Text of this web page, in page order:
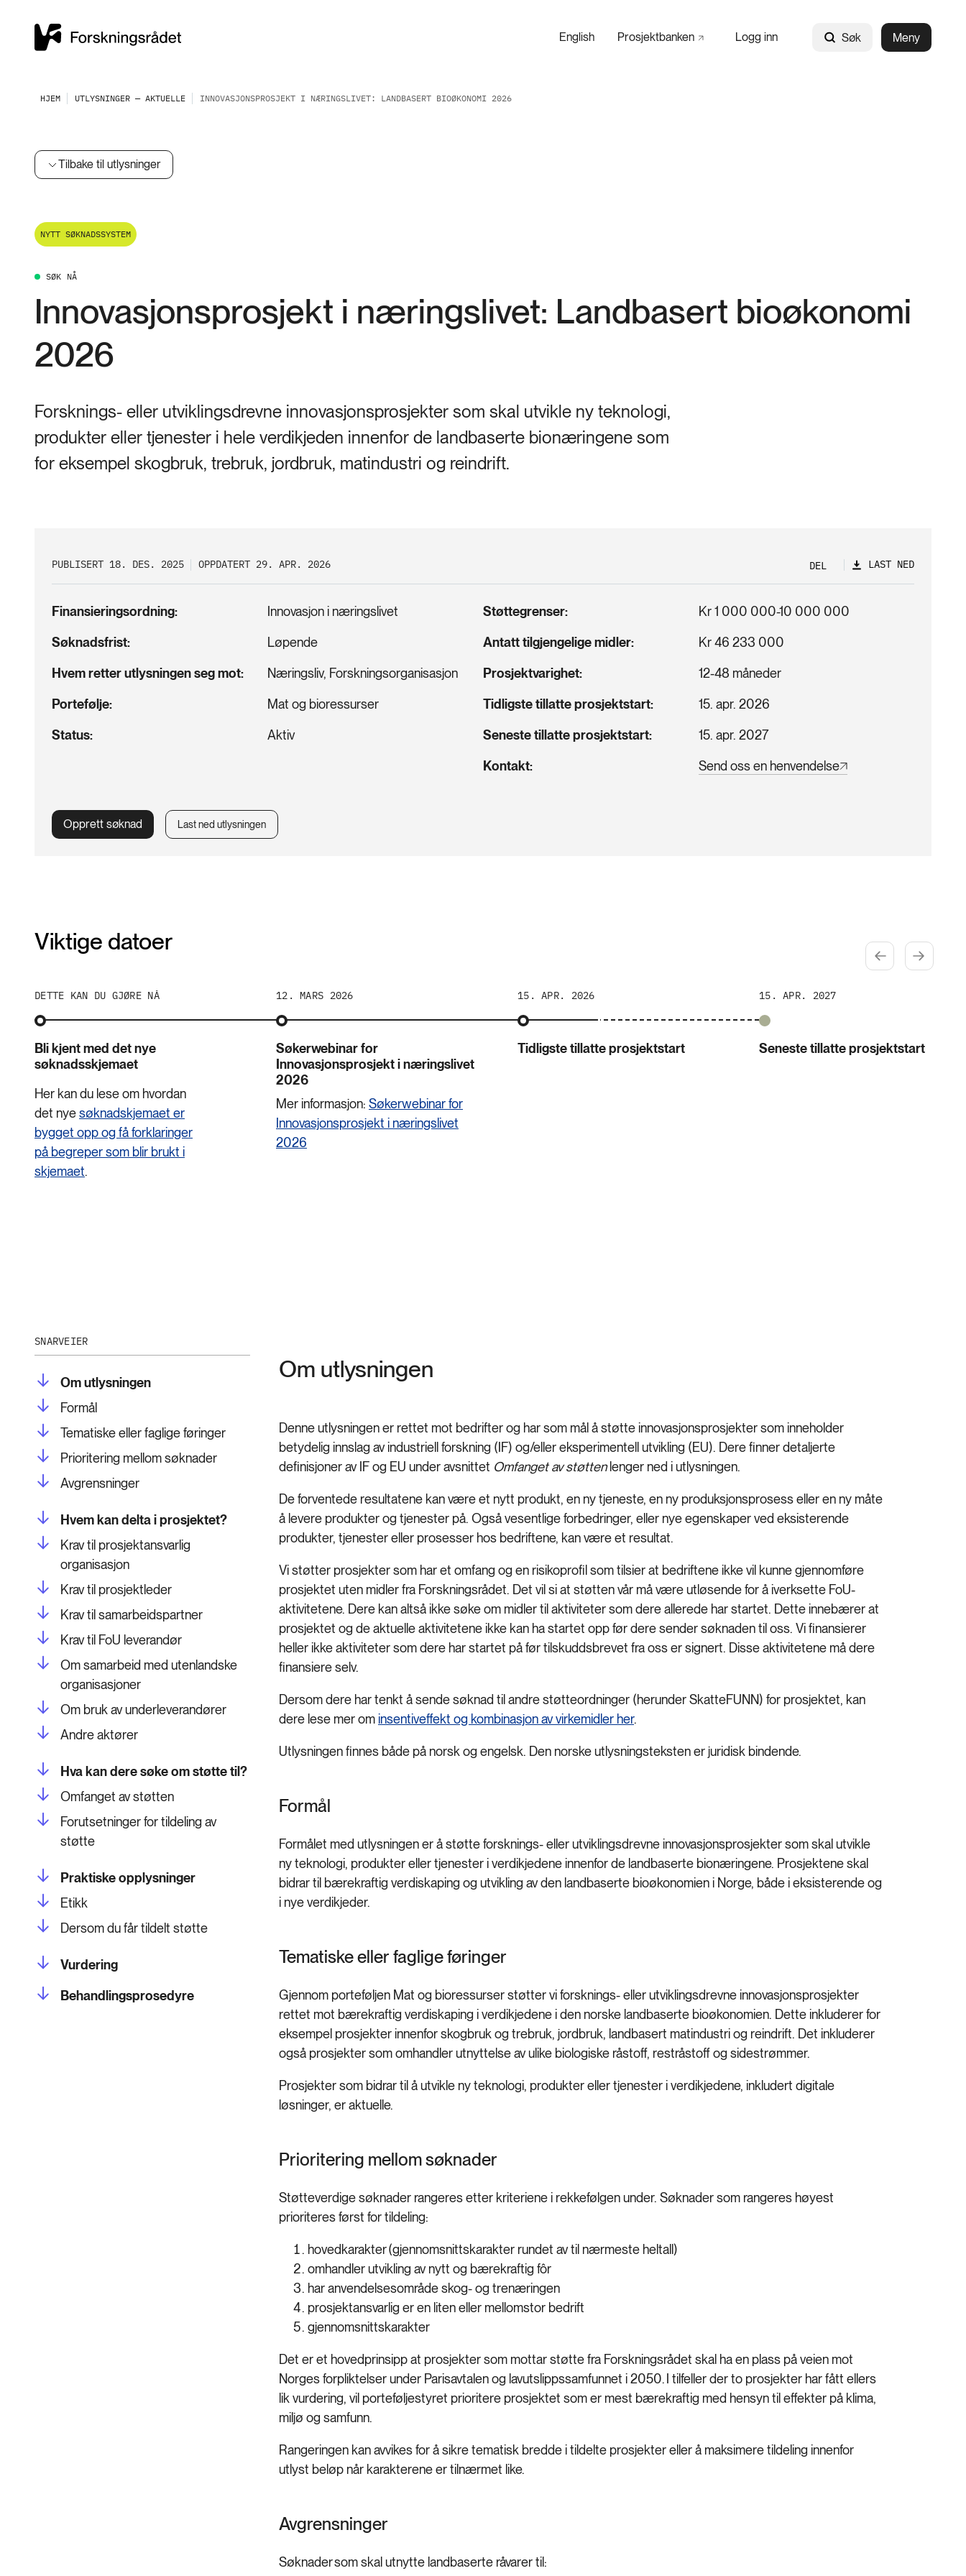
English Prosjektbanken Logg inn Søk Meny
HJEM UTLYSNINGER — AKTUELLE INNOVASJONSPROSJEKT I NÆRINGSLIVET: LANDBASERT BIOØKONOMI 2026
Tilbake til utlysninger
NYTT SØKNADSSYSTEM
SØK NÅ
Innovasjonsprosjekt i næringslivet: Landbasert bioøkonomi
2026
Forsknings- eller utviklingsdrevne innovasjonsprosjekter som skal utvikle ny teknologi,
produkter eller tjenester i hele verdikjeden innenfor de landbaserte bionæringene som
for eksempel skogbruk, trebruk, jordbruk, matindustri og reindrift.
PUBLISERT 18. DES. 2025 OPPDATERT 29. APR. 2026 DEL LAST NED
Finansieringsordning Innovasjon i næringslivet
Søknadsfrist Løpende
Hvem retter utlysningen seg mot Næringsliv, Forskningsorganisasjon
Portefølje Mat og bioressurser
Status Aktiv
Støttegrenser Kr 1 000 000-10 000 000
Antatt tilgjengelige midler Kr 46 233 000
Prosjektvarighet 12-48 måneder
Tidligste tillatte prosjektstart 15. apr. 2026
Seneste tillatte prosjektstart 15. apr. 2027
Kontakt Send oss en henvendelse
Opprett søknad Last ned utlysningen
Viktige datoer
DETTE KAN DU GJØRE NÅ
Bli kjent med det nye
søknadsskjemaet
Her kan du lese om hvordan
det nyesøknadskjemaet er
bygget opp og få forklaringer
på begreper som blir brukt i
skjemaet.
12. MARS 2026
Søkerwebinar for
Innovasjonsprosjekt i næringslivet
2026
Mer informasjon: Søkerwebinar for
Innovasjonsprosjekt i næringslivet
2026
15. APR. 2026
Tidligste tillatte prosjektstart
15. APR. 2027
Seneste tillatte prosjektstart
SNARVEIER
Om utlysningen
Formål
Tematiske eller faglige føringer
Prioritering mellom søknader
Avgrensninger
Hvem kan delta i prosjektet?
Krav til prosjektansvarlig
organisasjon
Krav til prosjektleder
Krav til samarbeidspartner
Krav til FoU leverandør
Om samarbeid med utenlandske
organisasjoner
Om bruk av underleverandører
Andre aktører
Hva kan dere søke om støtte til?
Omfanget av støtten
Forutsetninger for tildeling av
støtte
Praktiske opplysninger
Etikk
Dersom du får tildelt støtte
Vurdering
Behandlingsprosedyre
Om utlysningen
Denne utlysningen er rettet mot bedrifter og har som mål å støtte innovasjonsprosjekter som inneholder
betydelig innslag av industriell forskning (IF) og/eller eksperimentell utvikling (EU). Dere finner detaljerte
definisjoner av IF og EU under avsnittet Omfanget av støttenlenger ned i utlysningen.
De forventede resultatene kan være et nytt produkt, en ny tjeneste, en ny produksjonsprosess eller en ny måte
å levere produkter og tjenester på. Også vesentlige forbedringer, eller nye egenskaper ved eksisterende
produkter, tjenester eller prosesser hos bedriftene, kan være et resultat.
Vi støtter prosjekter som har et omfang og en risikoprofil som tilsier at bedriftene ikke vil kunne gjennomføre
prosjektet uten midler fra Forskningsrådet. Det vil si at støtten vår må være utløsende for å iverksette FoU-
aktivitetene. Dere kan altså ikke søke om midler til aktiviteter som dere allerede har startet. Dette innebærer at
prosjektet og de aktuelle aktivitetene ikke kan ha startet opp før dere sender søknaden til oss. Vi finansierer
heller ikke aktiviteter som dere har startet på før tilskuddsbrevet fra oss er signert. Disse aktivitetene må dere
finansiere selv.
Dersom dere har tenkt å sende søknad til andre støtteordninger (herunder SkatteFUNN) for prosjektet, kan
dere lese mer ominsentiveffekt og kombinasjon av virkemidler her.
Utlysningen finnes både på norsk og engelsk. Den norske utlysningsteksten er juridisk bindende.
Formål
Formålet med utlysningen er å støtte forsknings- eller utviklingsdrevne innovasjonsprosjekter som skal utvikle
ny teknologi, produkter eller tjenester i verdikjedene innenfor de landbaserte bionæringene. Prosjektene skal
bidrar til bærekraftig verdiskaping og utvikling av den landbaserte bioøkonomien i Norge, både i eksisterende og
i nye verdikjeder.
Tematiske eller faglige føringer
Gjennom porteføljen Mat og bioressurser støtter vi forsknings- eller utviklingsdrevne innovasjonsprosjekter
rettet mot bærekraftig verdiskaping i verdikjedene i den norske landbaserte bioøkonomien. Dette inkluderer for
eksempel prosjekter innenfor skogbruk og trebruk, jordbruk, landbasert matindustri og reindrift. Det inkluderer
også prosjekter som omhandler utnyttelse av ulike biologiske råstoff, restråstoff og sidestrømmer.
Prosjekter som bidrar til å utvikle ny teknologi, produkter eller tjenester i verdikjedene, inkludert digitale
løsninger, er aktuelle.
Prioritering mellom søknader
Støtteverdige søknader rangeres etter kriteriene i rekkefølgen under. Søknader som rangeres høyest
prioriteres først for tildeling:
hovedkarakter (gjennomsnittskarakter rundet av til nærmeste heltall)
omhandler utvikling av nytt og bærekraftig fôr
har anvendelsesområde skog- og trenæringen
prosjektansvarlig er en liten eller mellomstor bedrift
gjennomsnittskarakter
Det er et hovedprinsipp at prosjekter som mottar støtte fra Forskningsrådet skal ha en plass på veien mot
Norges forpliktelser under Parisavtalen og lavutslippssamfunnet i 2050. I tilfeller der to prosjekter har fått ellers
lik vurdering, vil porteføljestyret prioritere prosjektet som er mest bærekraftig med hensyn til effekter på klima,
miljø og samfunn.
Rangeringen kan avvikes for å sikre tematisk bredde i tildelte prosjekter eller å maksimere tildeling innenfor
utlyst beløp når karakterene er tilnærmet like.
Avgrensninger
Søknader som skal utnytte landbaserte råvarer til: